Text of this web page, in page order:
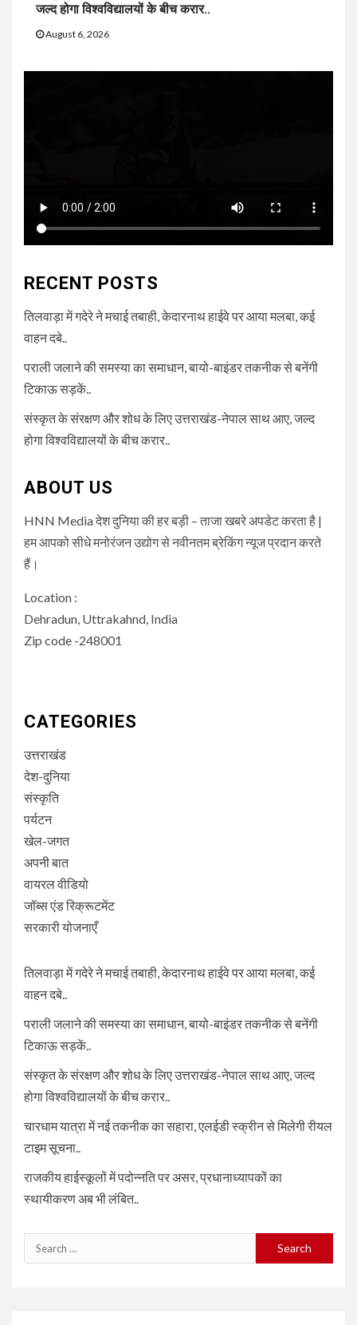
जल्द होगा विश्वविद्यालयों के बीच करार..
August 6, 2026
RECENT POSTS
तिलवाड़ा में गदेरे ने मचाई तबाही, केदारनाथ हाईवे पर आया मलबा, कई
वाहन दबे..
पराली जलाने की समस्या का समाधान, बायो-बाइंडर तकनीक से बनेंगी
टिकाऊ सड़कें..
संस्कृत के संरक्षण और शोध के लिए उत्तराखंड-नेपाल साथ आए, जल्द
होगा विश्वविद्यालयों के बीच करार..
ABOUT US
HNN Media देश दुनिया की हर बड़ी – ताजा खबरे अपडेट करता है |
हम आपको सीधे मनोरंजन उद्योग से नवीनतम ब्रेकिंग न्यूज प्रदान करते
हैं।
Location :
Dehradun, Uttrakahnd, India
Zip code -248001
CATEGORIES
उत्तराखंड
देश-दुनिया
संस्कृति
पर्यटन
खेल-जगत
अपनी बात
वायरल वीडियो
जॉब्स एंड रिक्रूटमेंट
सरकारी योजनाएँ
तिलवाड़ा में गदेरे ने मचाई तबाही, केदारनाथ हाईवे पर आया मलबा, कई
वाहन दबे..
पराली जलाने की समस्या का समाधान, बायो-बाइंडर तकनीक से बनेंगी
टिकाऊ सड़कें..
संस्कृत के संरक्षण और शोध के लिए उत्तराखंड-नेपाल साथ आए, जल्द
होगा विश्वविद्यालयों के बीच करार..
चारधाम यात्रा में नई तकनीक का सहारा, एलईडी स्क्रीन से मिलेगी रीयल
टाइम सूचना..
राजकीय हाईस्कूलों में पदोन्नति पर असर, प्रधानाध्यापकों का
स्थायीकरण अब भी लंबित..
Search
for: